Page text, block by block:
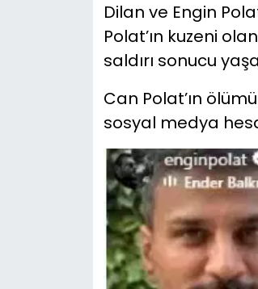
Dilan ve Engin
Polat’ın kuzeni
saldırı sonucu
Can Polat’ın
sosyal medya